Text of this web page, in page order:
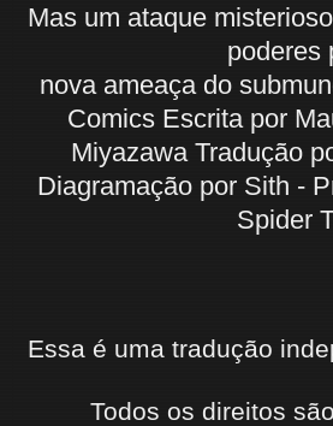
Mas um ataque
poderes
nova ameaça do
Comics Escrita por
Miyazawa Tradução
Diagramação por Sith -
Spider
Essa é uma tradução
Todos os direitos